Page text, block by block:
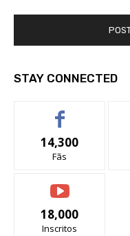
STAY CONNECTED
14,300
Fãs
18,000
Inscritos